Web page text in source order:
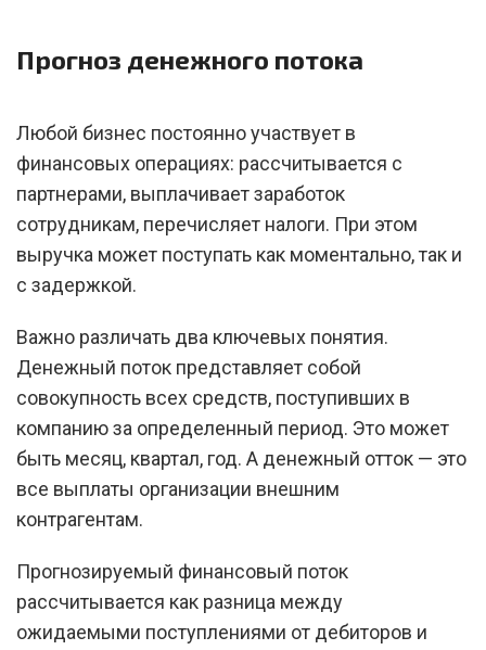
Прогноз денежного потока
Любой бизнес постоянно участвует в
финансовых операциях: рассчитывается с
партнерами, выплачивает заработок
сотрудникам, перечисляет налоги. При этом
выручка может поступать как моментально, так и
с задержкой.
Важно различать два ключевых понятия.
Денежный поток представляет собой
совокупность всех средств, поступивших в
компанию за определенный период. Это может
быть месяц, квартал, год. А денежный отток — это
все выплаты организации внешним
контрагентам.
Прогнозируемый финансовый поток
рассчитывается как разница между
ожидаемыми поступлениями от дебиторов и